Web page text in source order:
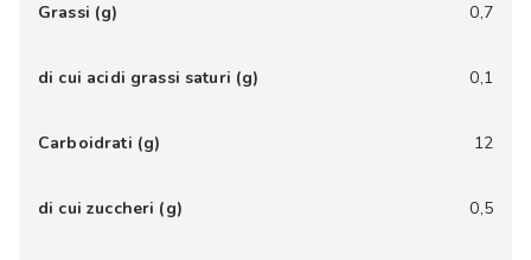
Grassi (g) 0,7
di cui acidi grassi saturi (g) 0,1
Carboidrati (g) 12
di cui zuccheri (g) 0,5